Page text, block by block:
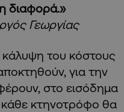
διαφορά.»
Γεωργίας
του κόστους
για την
στο εισόδημα
κτηνοτρόφο θα